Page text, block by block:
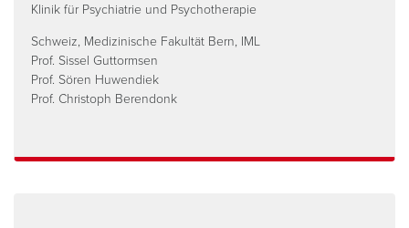
Klinik für Psychiatrie und Psychotherapie
Schweiz, Medizinische Fakultät Bern, IML
Prof. Sissel Guttormsen
Prof. Sören Huwendiek
Prof. Christoph Berendonk